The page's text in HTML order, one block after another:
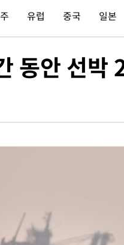
…쇄신의 기회로 삼겠다"
"실망과 걱정 안겨드려 죄송"
스닥 1.3%↑
꼈고, 많은 트로피 원해 아
지역엔 호의주의보
사망·1명 실종
' 무더위, 열대야 계속[다음
유럽 중국 일본
동안 선박